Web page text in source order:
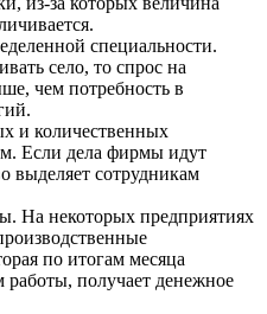
специальности.
село, то спрос на
чем потребность в
и количественных
Если дела фирмы идут
выделяет сотрудникам
На некоторых предприятиях
по итогам месяца
получает денежное